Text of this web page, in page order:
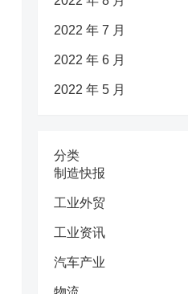
2022 年 7 月
2022 年 6 月
2022 年 5 月
分类
制造快报
工业外贸
工业资讯
汽车产业